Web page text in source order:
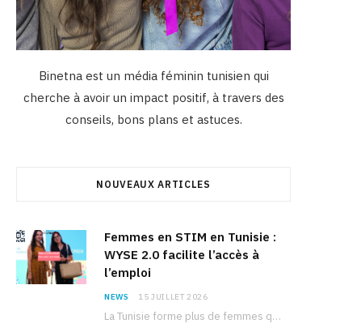
Binetna est un média féminin tunisien qui
cherche à avoir un impact positif, à travers des
conseils, bons plans et astuces.
NOUVEAUX ARTICLES
Femmes en STIM en Tunisie :
WYSE 2.0 facilite l’accès à
l’emploi
NEWS 15 JUILLET 2026
La Tunisie forme plus de femmes que d’hommes dans les filières scientifiques. Pourtant, pour beaucoup…